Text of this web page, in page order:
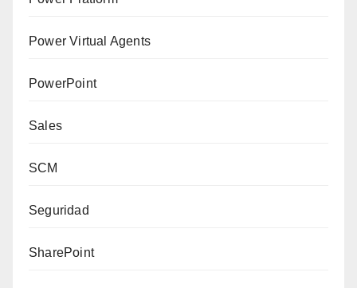
Power Virtual Agents
PowerPoint
Sales
SCM
Seguridad
SharePoint